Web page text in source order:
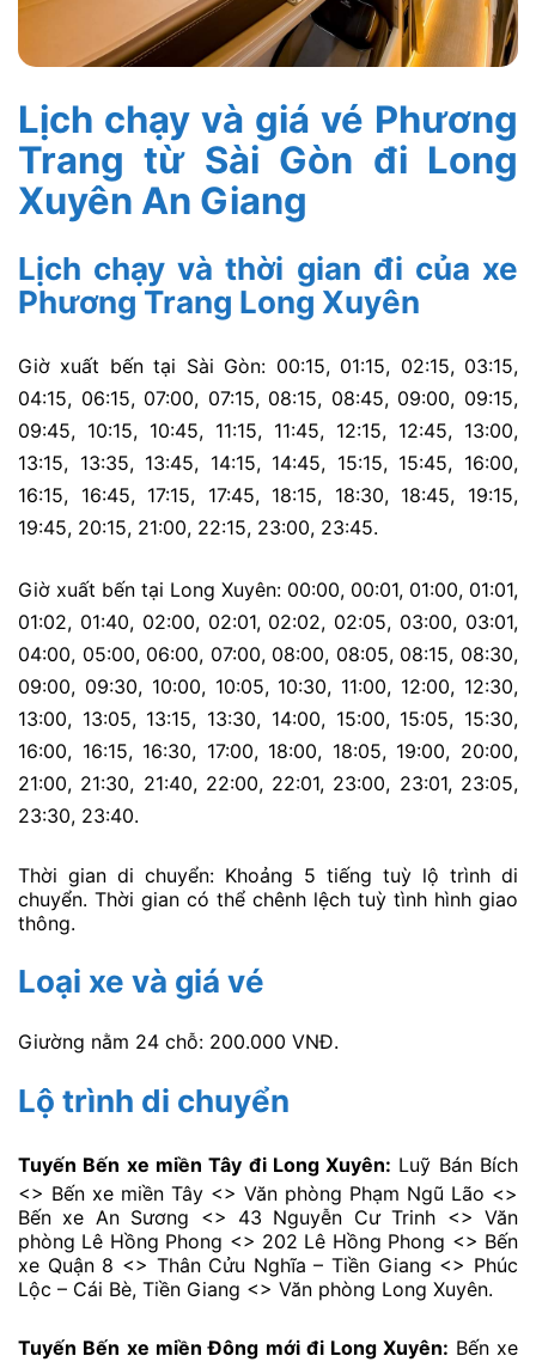
Lịch chạy và giá vé Phương
Trang từ Sài Gòn đi Long
Xuyên An Giang
Lịch chạy và thời gian đi của xe
Phương Trang Long Xuyên
Giờ xuất bến tại Sài Gòn: 00:15, 01:15, 02:15, 03:15,
04:15, 06:15, 07:00, 07:15, 08:15, 08:45, 09:00, 09:15,
09:45, 10:15, 10:45, 11:15, 11:45, 12:15, 12:45, 13:00,
13:15, 13:35, 13:45, 14:15, 14:45, 15:15, 15:45, 16:00,
16:15, 16:45, 17:15, 17:45, 18:15, 18:30, 18:45, 19:15,
19:45, 20:15, 21:00, 22:15, 23:00, 23:45.
Giờ xuất bến tại Long Xuyên: 00:00, 00:01, 01:00, 01:01,
01:02, 01:40, 02:00, 02:01, 02:02, 02:05, 03:00, 03:01,
04:00, 05:00, 06:00, 07:00, 08:00, 08:05, 08:15, 08:30,
09:00, 09:30, 10:00, 10:05, 10:30, 11:00, 12:00, 12:30,
13:00, 13:05, 13:15, 13:30, 14:00, 15:00, 15:05, 15:30,
16:00, 16:15, 16:30, 17:00, 18:00, 18:05, 19:00, 20:00,
21:00, 21:30, 21:40, 22:00, 22:01, 23:00, 23:01, 23:05,
23:30, 23:40.
Thời gian di chuyển: Khoảng 5 tiếng tuỳ lộ trình di
chuyển. Thời gian có thể chênh lệch tuỳ tình hình giao
thông.
Loại xe và giá vé
Giường nằm 24 chỗ: 200.000 VNĐ.
Lộ trình di chuyển
Tuyến Bến xe miền Tây đi Long Xuyên: Luỹ Bán Bích
<> Bến xe miền Tây <> Văn phòng Phạm Ngũ Lão <>
Bến xe An Sương <> 43 Nguyễn Cư Trinh <> Văn
phòng Lê Hồng Phong <> 202 Lê Hồng Phong <> Bến
xe Quận 8 <> Thân Cửu Nghĩa – Tiền Giang <> Phúc
Lộc – Cái Bè, Tiền Giang <> Văn phòng Long Xuyên.
Tuyến Bến xe miền Đông mới đi Long Xuyên: Bến xe